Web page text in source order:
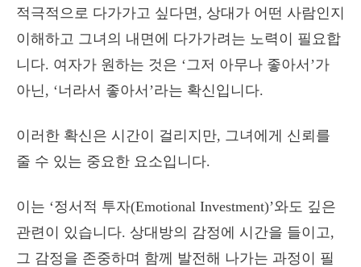
적극적으로 다가가고 싶다면, 상대가 어떤 사람인지
이해하고 그녀의 내면에 다가가려는 노력이 필요합
니다. 여자가 원하는 것은 ‘그저 아무나 좋아서’가
아닌, ‘너라서 좋아서’라는 확신입니다.
이러한 확신은 시간이 걸리지만, 그녀에게 신뢰를
줄 수 있는 중요한 요소입니다.
이는 ‘정서적 투자(Emotional Investment)’와도 깊은
관련이 있습니다. 상대방의 감정에 시간을 들이고,
그 감정을 존중하며 함께 발전해 나가는 과정이 필